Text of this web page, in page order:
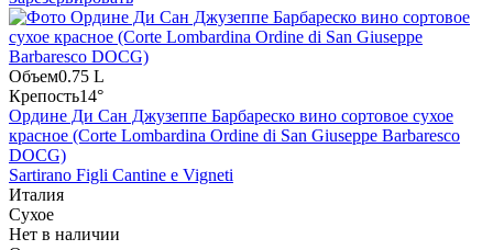
Объем0.75 L
Крепость14°
Ордине Ди Сан Джузеппе Барбареско вино сортовое сухое
красное (Corte Lombardina Ordine di San Giuseppe Barbaresco
DOCG)
Sartirano Figli Cantine e Vigneti
Италия
Сухое
Нет в наличии